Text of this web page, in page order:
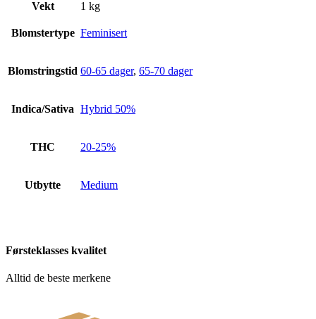
Vekt 1 kg
Blomstertype Feminisert
Blomstringstid 60-65 dager, 65-70 dager
Indica/Sativa Hybrid 50%
THC 20-25%
Utbytte Medium
Førsteklasses kvalitet
Alltid de beste merkene